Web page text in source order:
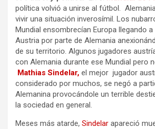
política volvió a unirse al fútbol.
vivir una situación inverosímil. Los
Mundial ensombrecían Europa llegando
Austria por parte de Alemania
de su territorio. Algunos jugadores
con Alemania durante ese Mundial pero
Mathias Sindelar, el mejor jugador
considerado por muchos, se negó a
Alemanina provocándole un terrible
la sociedad en general.
Meses más atarde, Sindelar apareció